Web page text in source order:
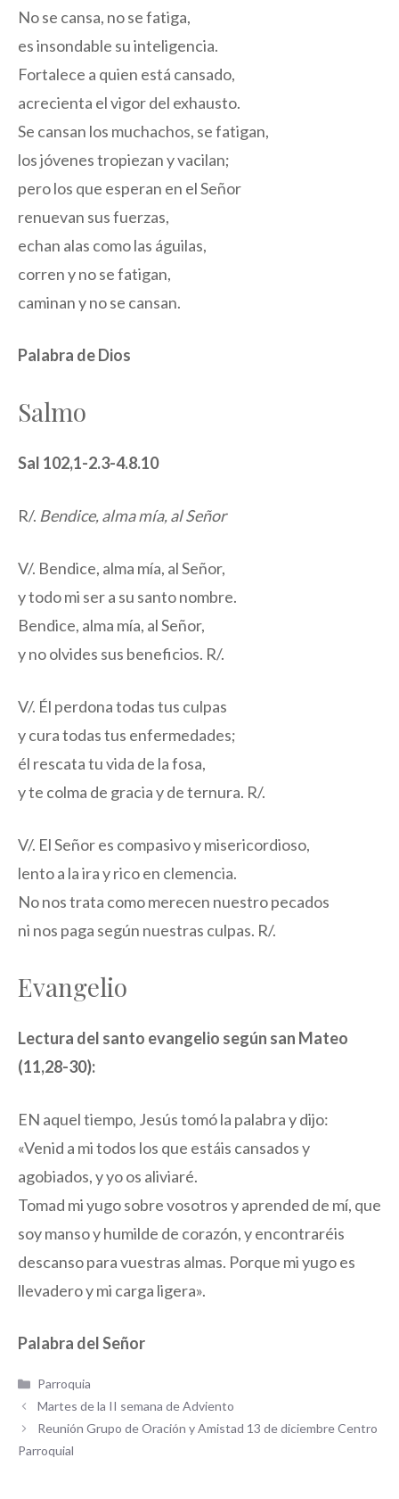
No se cansa, no se fatiga,
es insondable su inteligencia.
Fortalece a quien está cansado,
acrecienta el vigor del exhausto.
Se cansan los muchachos, se fatigan,
los jóvenes tropiezan y vacilan;
pero los que esperan en el Señor
renuevan sus fuerzas,
echan alas como las águilas,
corren y no se fatigan,
caminan y no se cansan.
Palabra de Dios
Salmo
Sal 102,1-2.3-4.8.10
R/. Bendice, alma mía, al Señor
V/. Bendice, alma mía, al Señor,
y todo mi ser a su santo nombre.
Bendice, alma mía, al Señor,
y no olvides sus beneficios. R/.
V/. Él perdona todas tus culpas
y cura todas tus enfermedades;
él rescata tu vida de la fosa,
y te colma de gracia y de ternura. R/.
V/. El Señor es compasivo y misericordioso,
lento a la ira y rico en clemencia.
No nos trata como merecen nuestro pecados
ni nos paga según nuestras culpas. R/.
Evangelio
Lectura del santo evangelio según san Mateo
(11,28-30):
EN aquel tiempo, Jesús tomó la palabra y dijo:
«Venid a mi todos los que estáis cansados y
agobiados, y yo os aliviaré.
Tomad mi yugo sobre vosotros y aprended de mí, que
soy manso y humilde de corazón, y encontraréis
descanso para vuestras almas. Porque mi yugo es
llevadero y mi carga ligera».
Palabra del Señor
Categorías
Parroquia
Martes de la II semana de Adviento
Reunión Grupo de Oración y Amistad 13 de diciembre Centro
Parroquial